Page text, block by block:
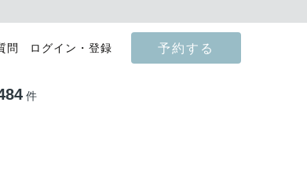
問 ログイン・登録 予約する
件